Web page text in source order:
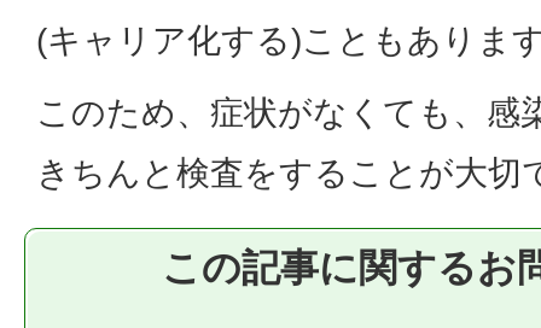
(キャリア化する)こともありま
このため、症状がなくても、感
きちんと検査をすることが大切
この記事に関するお